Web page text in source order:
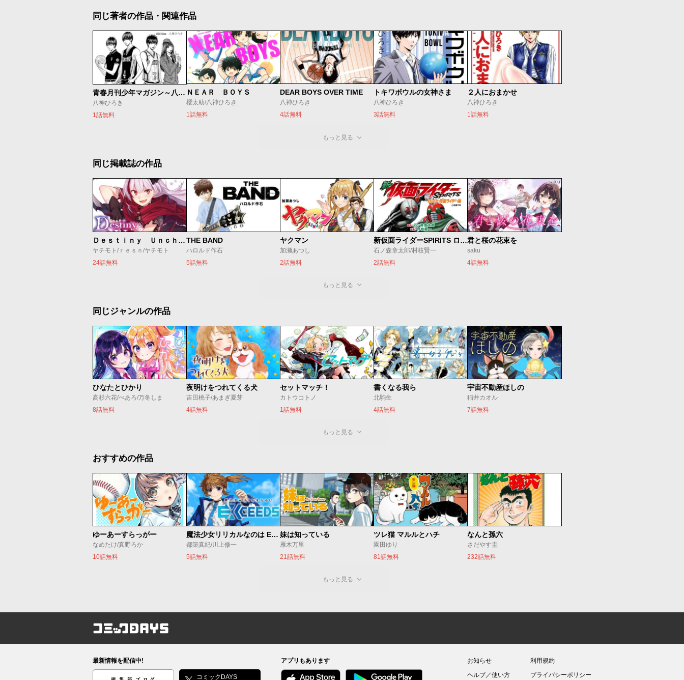
同じ著者の作品・関連作品
青春月刊少年マガジン～八神デビュー秘話～
八神ひろき
1話無料
ＮＥＡＲ ＢＯＹＳ
櫻太助/八神ひろき
1話無料
DEAR BOYS OVER TIME
八神ひろき
4話無料
トキワボウルの女神さま
八神ひろき
3話無料
２人におまかせ
八神ひろき
1話無料
もっと見る
同じ掲載誌の作品
Ｄｅｓｔｉｎｙ Ｕｎｃｈａｉｎ Ｏｎｌｉｎｅ 吸血鬼少女となって、やがて『赤の魔王』と呼ばれるようになりました
ヤチモト/ｒｅｓｎ/ヤチモト
24話無料
THE BAND
ハロルド作石
5話無料
ヤクマン
加瀬あつし
2話無料
新仮面ライダーSPIRITS ロンリー仮面ライダー編
石ノ森章太郎/村枝賢一
2話無料
君と桜の花束を
saku
4話無料
もっと見る
同じジャンルの作品
ひなたとひかり
高杉六花/べあろ/万冬しま
8話無料
夜明けをつれてくる犬
吉田桃子/あまぎ夏芽
4話無料
セットマッチ！
カトウコトノ
1話無料
書くなる我ら
北駒生
4話無料
宇宙不動産ほしの
稲井カオル
7話無料
もっと見る
おすすめの作品
ゆーあーすらっがー
なめたけ/真野ろか
10話無料
魔法少女リリカルなのは EXCEEDS
都築真紀/川上修一
5話無料
妹は知っている
雁木万里
21話無料
ツレ猫 マルルとハチ
園田ゆり
81話無料
なんと孫六
さだやす圭
232話無料
もっと見る
コミックDAYS
最新情報を配信中!
編集部ブログ コミックDAYS
アプリもあります
お知らせ
ヘルプ／使い方
利用規約
プライバシーポリシー